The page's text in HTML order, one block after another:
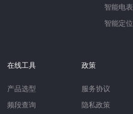
智能电表
智能定位
在线工具
产品选型
频段查询
政策
服务协议
隐私政策